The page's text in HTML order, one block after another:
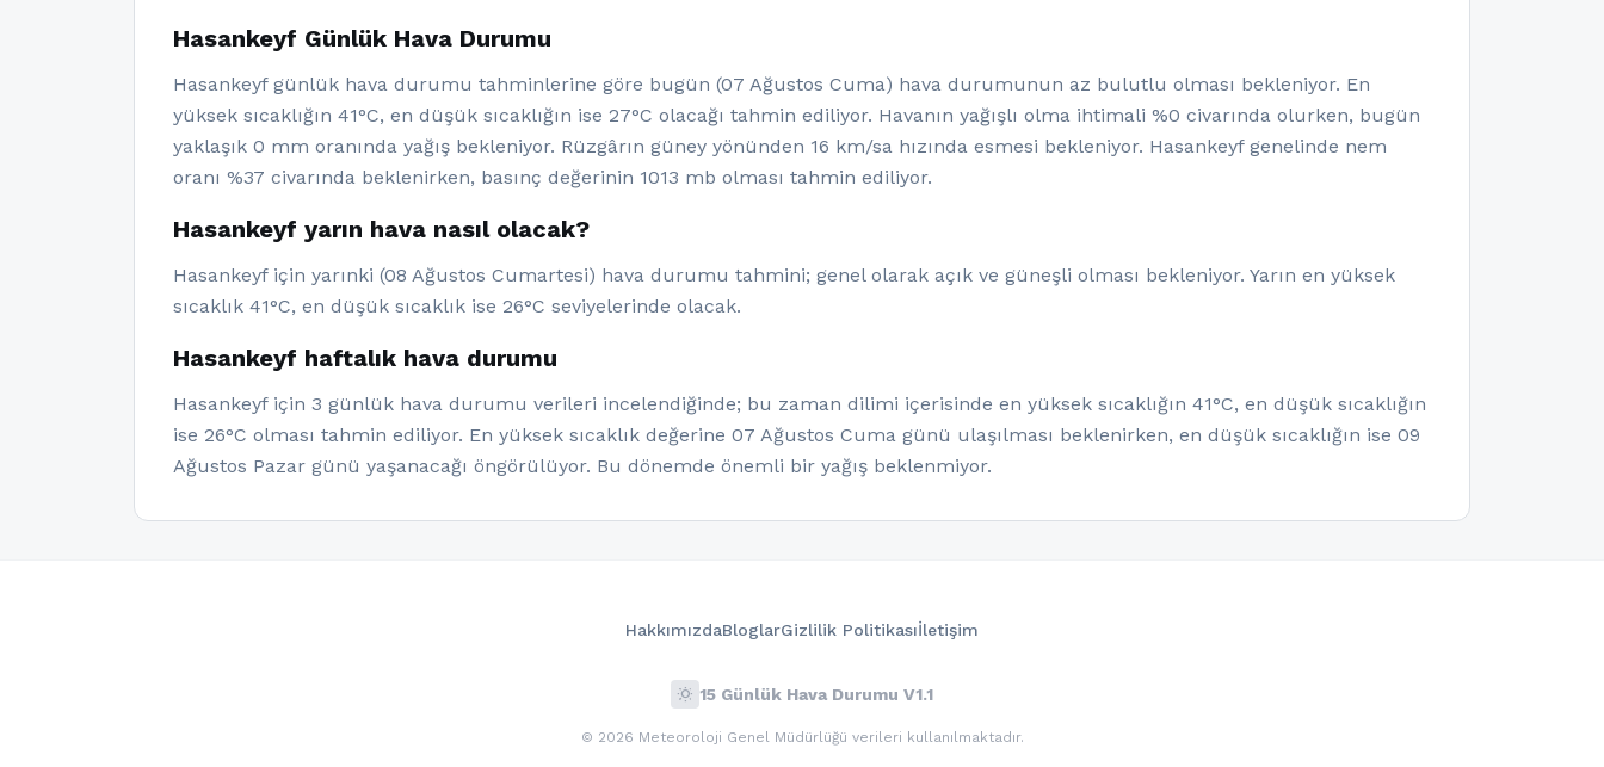
Hasankeyf Günlük Hava Durumu
Hasankeyf günlük hava durumu tahminlerine göre bugün (07 Ağustos Cuma) hava durumunun az bulutlu olması bekleniyor. En
yüksek sıcaklığın 41°C, en düşük sıcaklığın ise 27°C olacağı tahmin ediliyor. Havanın yağışlı olma ihtimali %0 civarında olurken, bugün
yaklaşık 0 mm oranında yağış bekleniyor. Rüzgârın güney yönünden 16 km/sa hızında esmesi bekleniyor. Hasankeyf genelinde nem
oranı %37 civarında beklenirken, basınç değerinin 1013 mb olması tahmin ediliyor.
Hasankeyf yarın hava nasıl olacak?
Hasankeyf için yarınki (08 Ağustos Cumartesi) hava durumu tahmini; genel olarak açık ve güneşli olması bekleniyor. Yarın en yüksek
sıcaklık 41°C, en düşük sıcaklık ise 26°C seviyelerinde olacak.
Hasankeyf haftalık hava durumu
Hasankeyf için 3 günlük hava durumu verileri incelendiğinde; bu zaman dilimi içerisinde en yüksek sıcaklığın 41°C, en düşük sıcaklığın
ise 26°C olması tahmin ediliyor. En yüksek sıcaklık değerine 07 Ağustos Cuma günü ulaşılması beklenirken, en düşük sıcaklığın ise 09
Ağustos Pazar günü yaşanacağı öngörülüyor. Bu dönemde önemli bir yağış beklenmiyor.
HakkımızdaBloglarGizlilik Politikasıİletişim
wb_sunny 15 Günlük Hava Durumu V1.1
© 2026 Meteoroloji Genel Müdürlüğü verileri kullanılmaktadır.